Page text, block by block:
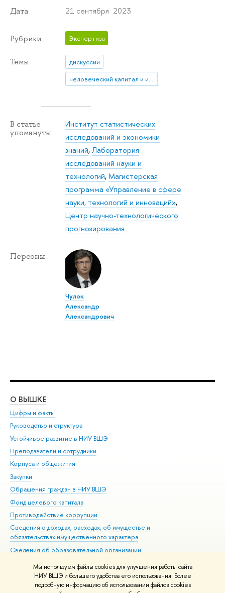
Мы используем файлы cookies для улучшения работы сайта
НИУ ВШЭ и большего удобства его использования. Более
подробную информацию об использовании файлов cookies
Дата 21 сентября 2023
Рубрики Экспертиза
Темы
дискуссии
человеческий капитал и инновации
В статье
упомянуты
Институт статистических
исследований и экономики
знаний,Лаборатория
исследований науки и
технологий,Магистерская
программа «Управление в сфере
науки, технологий и инноваций»,
Центр научно-технологического
прогнозирования
Персоны
Чулок
Александр
Александрович
О ВЫШКЕ
Цифры и факты
Руководство и структура
Устойчивое развитие в НИУ ВШЭ
Преподаватели и сотрудники
Корпуса и общежития
Закупки
Обращения граждан в НИУ ВШЭ
Фонд целевого капитала
Противодействие коррупции
Сведения о доходах, расходах, об имуществе и
обязательствах имущественного характера
Сведения об образовательной организации
Людям с ограниченными возможностями здоровья
Единая платежная страница
Работа в Вышке